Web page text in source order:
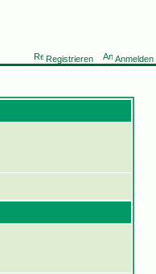
Registrieren Anmelden